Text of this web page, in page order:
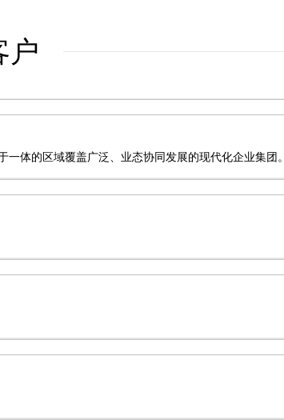
户
体的区域覆盖广泛、业态协同发展的现代化企业集团。